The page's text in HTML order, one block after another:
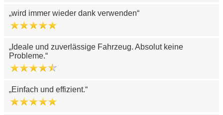
wird immer wieder dank verwenden
Ideale und zuverlässige Fahrzeug. Absolut keine
Probleme.
Einfach und effizient.